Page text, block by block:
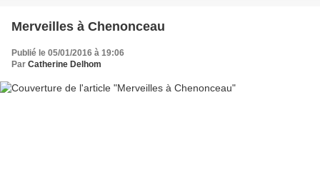
Merveilles à Chenonceau
Publié le 05/01/2016 à 19:06
Par Catherine Delhom